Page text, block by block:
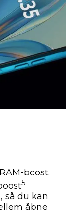
boost.
5
så du kan
åbne